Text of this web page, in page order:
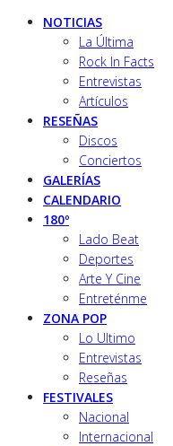
NOTICIAS
La Última
Rock In Facts
Entrevistas
Artículos
RESEÑAS
Discos
Conciertos
GALERÍAS
CALENDARIO
180º
Lado Beat
Deportes
Arte Y Cine
Entreténme
ZONA POP
Lo Ultimo
Entrevistas
Reseñas
FESTIVALES
Nacional
Internacional